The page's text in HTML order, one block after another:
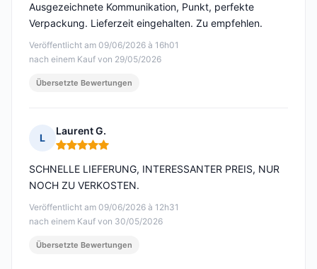
Veröffentlicht am 09/06/2026 à 16h01
nach einem Kauf von 29/05/2026
Ausgezeichnete Kommunikation, Punkt, perfekte
Verpackung. Lieferzeit eingehalten. Zu empfehlen.
Übersetzte Bewertungen
L
Laurent G.
Hinweis: 5 von 5
Veröffentlicht am 09/06/2026 à 12h31
nach einem Kauf von 30/05/2026
SCHNELLE LIEFERUNG, INTERESSANTER PREIS, NUR
NOCH ZU VERKOSTEN.
Übersetzte Bewertungen